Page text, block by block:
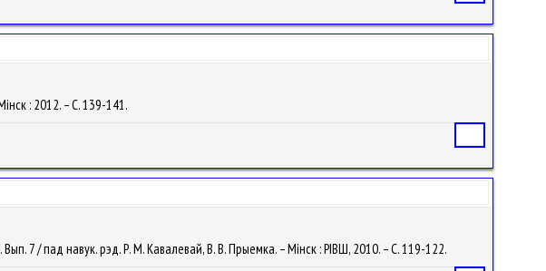
: 2012. – С. 139-141.
7 / пад навук. рэд. Р. М. Кавалевай, В. В. Прыемка. – Мінск : РІВШ, 2010. – С. 119-122.